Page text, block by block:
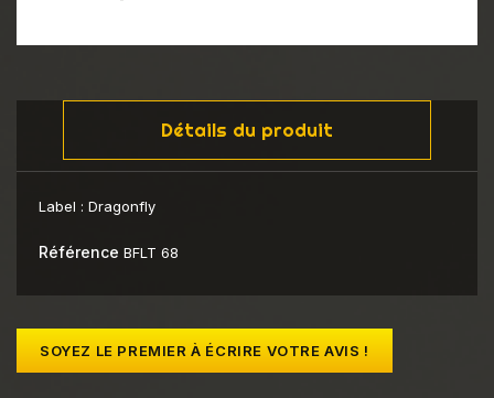
Détails du produit
Label : Dragonfly
Référence BFLT 68
SOYEZ LE PREMIER À ÉCRIRE VOTRE AVIS !